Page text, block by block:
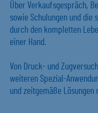
Über Verkaufsgespräch,
sowie Schulungen und die
durch den kompletten
einer Hand.
Von Druck- und
weiteren Spezial-
und zeitgemäße